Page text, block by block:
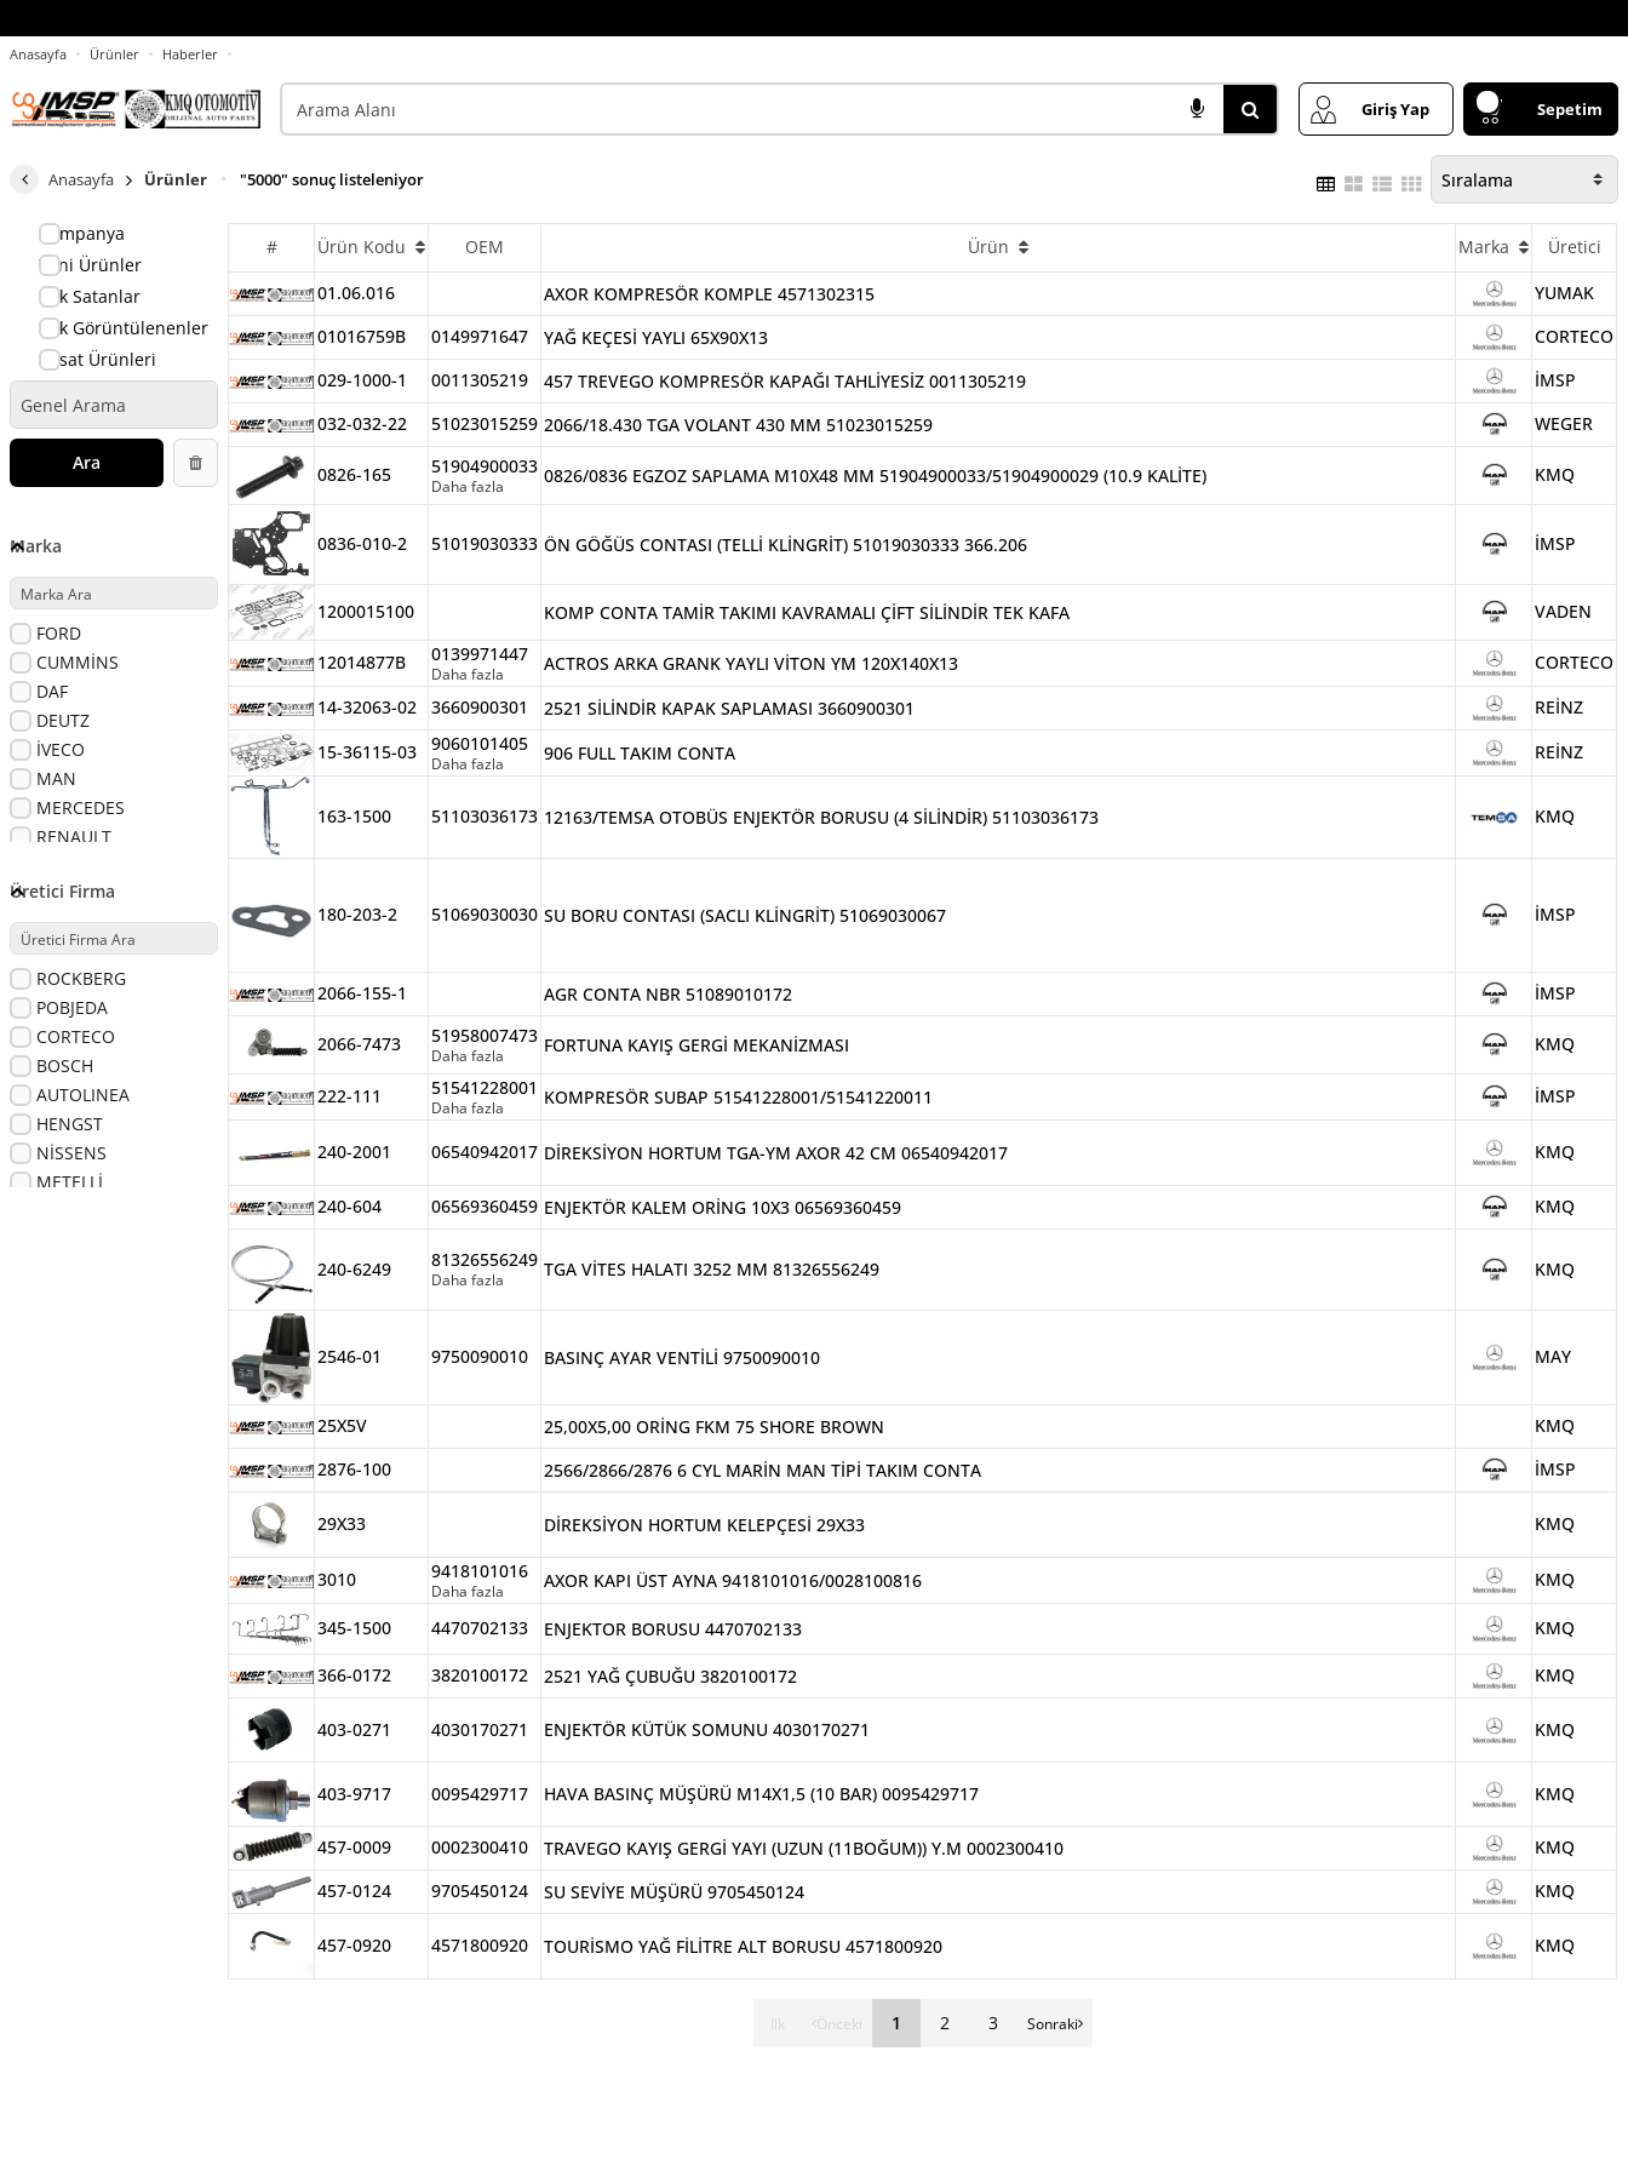
Anasayfa Ürünler Haberler
Giriş Yap Sepetim
Anasayfa Ürünler "5000" sonuç listeleniyor
Kampanya
Yeni Ürünler
Çok Satanlar
Çok Görüntülenenler
Fırsat Ürünleri
Ara
Marka
FORD
CUMMİNS
DAF
DEUTZ
İVECO
MAN
MERCEDES
RENAULT
SCANİA
VOLVO
BMC
BPW
MAZ
MERCEDES/MAN
MITSUBISHI
OTOKAR
RENAULT/VOLVO
SAF
SPRINTER
Üretici Firma
ROCKBERG
POBJEDA
CORTECO
BOSCH
AUTOLINEA
HENGST
NİSSENS
METELLİ
# Ürün Kodu OEM Ürün Marka
Üretici
01.06.016
AXOR KOMPRESÖR KOMPLE 4571302315
YUMAK
01016759B
0149971647 YAĞ KEÇESİ YAYLI 65X90X13
CORTECO
029-1000-1
0011305219 457 TREVEGO KOMPRESÖR KAPAĞI TAHLİYESİZ 0011305219
İMSP
032-032-22
51023015259 2066/18.430 TGA VOLANT 430 MM 51023015259 WEGER
0826-165 51904900033
Daha fazla 0826/0836 EGZOZ SAPLAMA M10X48 MM 51904900033/51904900029 (10.9 KALİTE) KMQ
0836-010-2 51019030333 ÖN GÖĞÜS CONTASI (TELLİ KLİNGRİT) 51019030333 366.206 İMSP
1200015100 KOMP CONTA TAMİR TAKIMI KAVRAMALI ÇİFT SİLİNDİR TEK KAFA VADEN
12014877B 0139971447
Daha fazla ACTROS ARKA GRANK YAYLI VİTON YM 120X140X13
CORTECO
14-32063-02
3660900301 2521 SİLİNDİR KAPAK SAPLAMASI 3660900301
REİNZ
15-36115-03
9060101405
Daha fazla 906 FULL TAKIM CONTA REİNZ
163-1500 51103036173 12163/TEMSA OTOBÜS ENJEKTÖR BORUSU (4 SİLİNDİR) 51103036173 KMQ
180-203-2 51069030030 SU BORU CONTASI (SACLI KLİNGRİT) 51069030067 İMSP
2066-155-1 AGR CONTA NBR 51089010172 İMSP
2066-7473 51958007473
Daha fazla FORTUNA KAYIŞ GERGİ MEKANİZMASI KMQ
222-111 51541228001
Daha fazla KOMPRESÖR SUBAP 51541228001/51541220011 İMSP
240-2001 06540942017 DİREKSİYON HORTUM TGA-YM AXOR 42 CM 06540942017 KMQ
240-604 06569360459 ENJEKTÖR KALEM ORİNG 10X3 06569360459 KMQ
240-6249 81326556249
Daha fazla TGA VİTES HALATI 3252 MM 81326556249 KMQ
2546-01 9750090010 BASINÇ AYAR VENTİLİ 9750090010 MAY
25X5V 25,00X5,00 ORİNG FKM 75 SHORE BROWN
KMQ
2876-100
2566/2866/2876 6 CYL MARİN MAN TİPİ TAKIM CONTA İMSP
29X33 DİREKSİYON HORTUM KELEPÇESİ 29X33 KMQ
3010 9418101016
Daha fazla AXOR KAPI ÜST AYNA 9418101016/0028100816 KMQ
345-1500 4470702133 ENJEKTOR BORUSU 4470702133 KMQ
366-0172 3820100172 2521 YAĞ ÇUBUĞU 3820100172 KMQ
403-0271 4030170271 ENJEKTÖR KÜTÜK SOMUNU 4030170271 KMQ
403-9717 0095429717 HAVA BASINÇ MÜŞÜRÜ M14X1,5 (10 BAR) 0095429717 KMQ
457-0009 0002300410 TRAVEGO KAYIŞ GERGİ YAYI (UZUN (11BOĞUM)) Y.M 0002300410
KMQ
457-0124
9705450124 SU SEVİYE MÜŞÜRÜ 9705450124 KMQ
457-0920 4571800920 TOURİSMO YAĞ FİLİTRE ALT BORUSU 4571800920 KMQ
İlk Önceki 1 2 3 Sonraki